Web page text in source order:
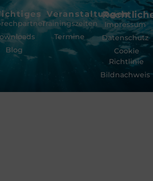
Blog
Veranstaltungen
Trainingszeiten
Termine
Impressum
Datenschutz
Cookie
Richtlinie
Bildnachweis